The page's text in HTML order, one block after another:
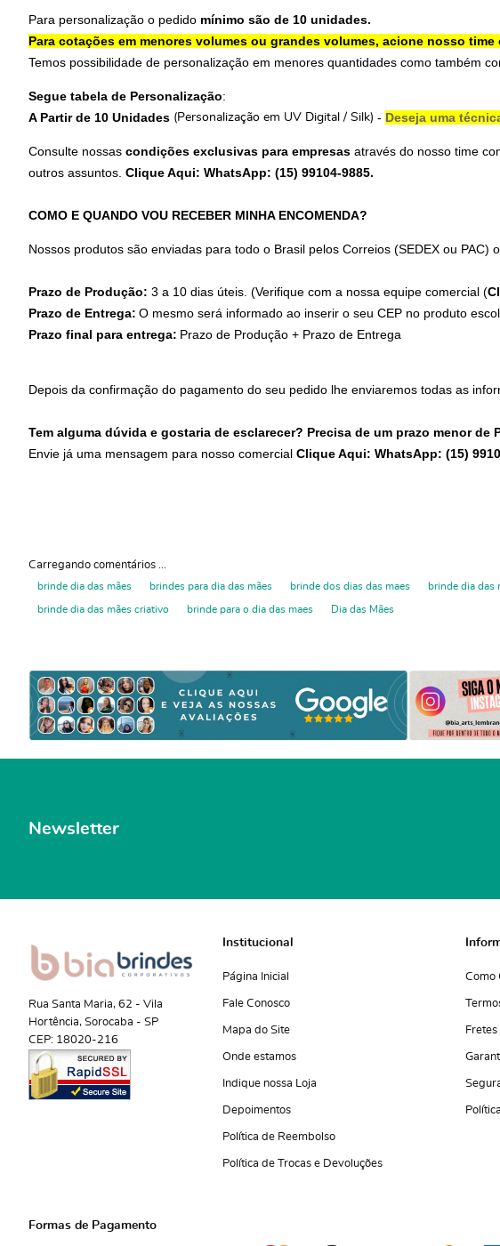
Para personalização o pedido mínimo são de 10 unidades.
Para cotações em menores volumes ou grandes volumes, acione nosso time
Temos possibilidade de personalização em menores quantidades como também
Segue tabela de Personalização:
A Partir de 10 Unidades (Personalização em UV Digital / Silk) - Deseja uma
Consulte nossas condições exclusivas para empresas através do nosso time
outros assuntos. Clique Aqui: WhatsApp: (15) 99104-9885.
COMO E QUANDO VOU RECEBER MINHA ENCOMENDA?
Nossos produtos são enviadas para todo o Brasil pelos Correios (SEDEX ou
Prazo de Produção: 3 a 10 dias úteis. (Verifique com a nossa equipe comercial (
Prazo de Entrega: O mesmo será informado ao inserir o seu CEP no produto
Prazo final para entrega: Prazo de Produção + Prazo de Entrega
Depois da confirmação do pagamento do seu pedido lhe enviaremos todas as
Tem alguma dúvida e gostaria de esclarecer? Precisa de um prazo menor de
Envie já uma mensagem para nosso comercial Clique Aqui: WhatsApp: (15)
Carregando comentários ...
brinde dia das mães brindes para dia das mães brinde dos dias das maes brinde dia das
brinde dia das mães criativo brinde para o dia das maes Dia das Mães
Newsletter
Rua Santa Maria, 62 - Vila
Hortência, Sorocaba - SP
CEP: 18020-216
Institucional
Página Inicial
Fale Conosco
Mapa do Site
Onde estamos
Indique nossa Loja
Depoimentos
Política de Reembolso
Política de Trocas e Devoluções
Como
Fretes
Formas de Pagamento